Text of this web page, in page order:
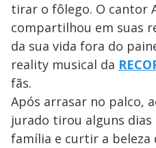
tirar o fôlego. O cantor
compartilhou em suas
da sua vida fora do
reality musical da
fãs.
Após arrasar no palco,
jurado tirou alguns dias
família e curtir a beleza